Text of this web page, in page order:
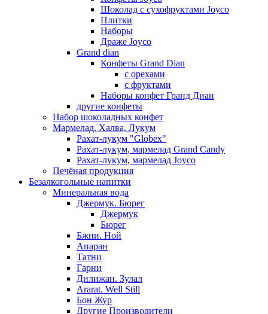
Шоколад с сухофруктами Joyco
Плитки
Наборы
Драже Joyco
Grand dian
Конфеты Grand Dian
с орехами
с фруктами
Наборы конфет Гранд Диан
другие конфеты
Набор шоколадных конфет
Мармелад, Халва, Лукум
Рахат-лукум "Globex"
Рахат-лукум, мармелад Grand Candy
Рахат-лукум, мармелад Joyco
Печёная продукция
Безалкогольные напитки
Минеральная вода
Джермук. Бюрег
Джермук
Бюрег
Бжни. Ной
Апаран
Татни
Гарни
Дилижан. Зулал
Ararat. Well Still
Бон Жур
Другие Производители